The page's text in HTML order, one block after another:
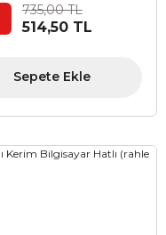
735,00 TL
514,50 TL
Sepete Ekle